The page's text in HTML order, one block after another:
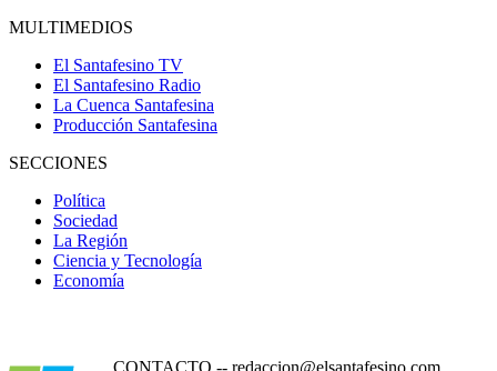
MULTIMEDIOS
El Santafesino TV
El Santafesino Radio
La Cuenca Santafesina
Producción Santafesina
SECCIONES
Política
Sociedad
La Región
Ciencia y Tecnología
Economía
CONTACTO -- redaccion@elsantafesino.com